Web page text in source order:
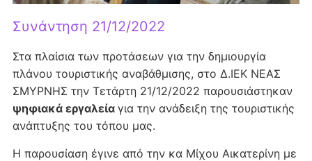
Συνάντηση 21/12/2022
Στα πλαίσια των προτάσεων για την δημιουργία
πλάνου τουριστικής αναβάθμισης, στο Δ.ΙΕΚ ΝΕΑΣ
ΣΜΥΡΝΗΣ την Τετάρτη 21/12/2022 παρουσιάστηκαν
ψηφιακά εργαλεία για την ανάδειξη της τουριστικής
ανάπτυξης του τόπου μας.
Η παρουσίαση έγινε από την κα Μίχου Αικατερίνη με